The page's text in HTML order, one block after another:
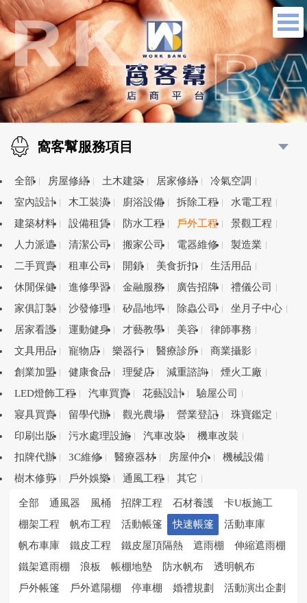
窩客幫服務項目
全部 房屋修繕 土木建築 居家修繕
冷氣空調
室內設計
木工裝潢 廚浴設備 拆除工程
水電工程
建築材料
設備租賃 防水工程 戶外工程
景觀工程
人力派遣
清潔公司 搬家公司 電器維修
製造業
二手買賣
租車公司 開鎖 美食折扣
生活用品
休閒保健
進修學習 金融服務 廣告招牌
禮儀公司
家俱訂製
沙發修理 矽晶地坪 除蟲公司
坐月子中心
居家看護
運動健身 才藝教學 美容
律師事務
文具用品
寵物店 樂器行 醫療診所
商業攝影
創業加盟
健康食品 理髮店 減重諮詢
煙火工廠
LED燈飾工程
汽車買賣 花藝設計
驗屋公司
寢具買賣
留學代辦 觀光農場 營業登記
珠寶鑑定
印刷出版
污水處理設施 汽車改裝
機車改裝
扣牌代辦
3C維修 醫療器材 房屋仲介
機械設備
樹木修剪
戶外娛樂 通風工程 其它
全部 通風器 風桶 招牌工程 石材養護
卡U板施工
棚架工程
帆布工程 活動帳篷 快速帳篷
活動車庫
帆布車庫
鐵皮工程 鐵皮屋頂隔熱 遮雨棚
伸縮遮雨棚
鐵架遮雨棚
浪板 帳棚地墊 防水帆布
透明帆布
戶外帳篷
戶外遮陽棚 停車棚 婚禮規劃
活動演出企劃